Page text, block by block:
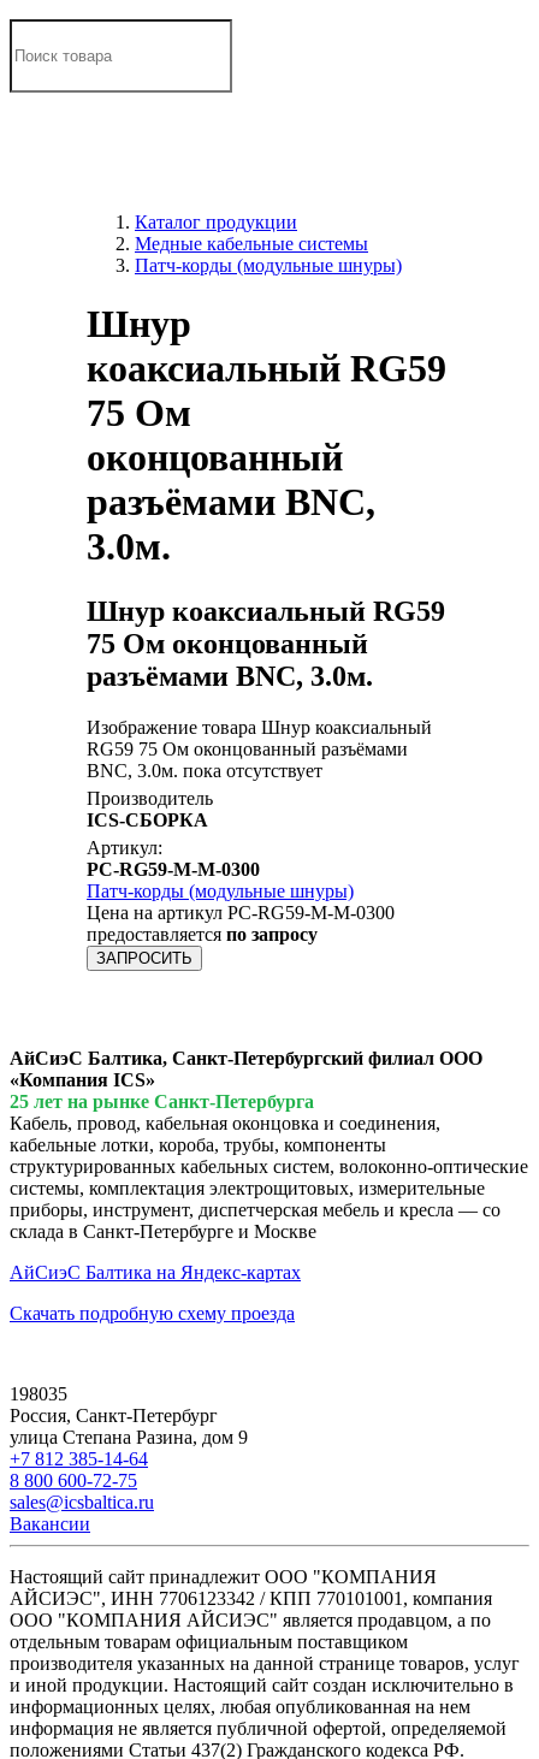
Каталог продукции
Медные кабельные системы
Патч-корды (модульные шнуры)
Шнур
коаксиальный RG59
75 Ом
оконцованный
разъёмами BNC,
3.0м.
Шнур коаксиальный RG59
75 Ом оконцованный
разъёмами BNC, 3.0м.
Изображение товара Шнур коаксиальный
RG59 75 Ом оконцованный разъёмами
BNC, 3.0м. пока отсутствует
Производитель
ICS-СБОРКА
Артикул:
PC-RG59-M-M-0300
Патч-корды (модульные шнуры)
Цена на артикул PC-RG59-M-M-0300
предоставляется по запросу
ЗАПРОСИТЬ
АйСиэС Балтика, Санкт-Петербургский филиал ООО
«Компания ICS»
25 лет на рынке Санкт-Петербурга
Кабель, провод, кабельная оконцовка и соединения,
кабельные лотки, короба, трубы, компоненты
структурированных кабельных систем, волоконно-оптические
системы, комплектация электрощитовых, измерительные
приборы, инструмент, диспетчерская мебель и кресла — со
склада в Санкт-Петербурге и Москве
АйСиэС Балтика на Яндекс-картах
Скачать подробную схему проезда
198035
Россия, Санкт-Петербург
улица Степана Разина, дом 9
+7 812 385-14-64
8 800 600-72-75
sales@icsbaltica.ru
Вакансии
Настоящий сайт принадлежит ООО "КОМПАНИЯ
АЙСИЭС", ИНН 7706123342 / КПП 770101001, компания
ООО "КОМПАНИЯ АЙСИЭС" является продавцом, а по
отдельным товарам официальным поставщиком
производителя указанных на данной странице товаров, услуг
и иной продукции. Настоящий сайт создан исключительно в
информационных целях, любая опубликованная на нем
информация не является публичной офертой, определяемой
положениями Статьи 437(2) Гражданского кодекса РФ.